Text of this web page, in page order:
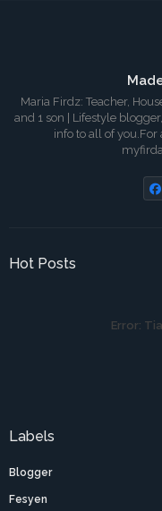
Maria Firdz: Teacher,
and 1 son | Lifestyle
info to all of
Hot Posts
Error:
Labels
Blogger
Fesyen